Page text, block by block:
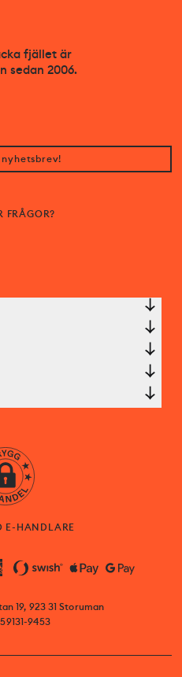
fjället är
sedan 2006.
FRÅGOR?
E-HANDLARE
19, 923 31 Storuman
9453